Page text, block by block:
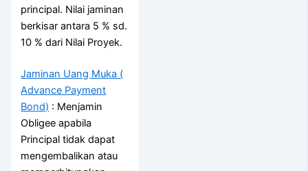
principal. Nilai jaminan
berkisar antara 5 % sd.
10 % dari Nilai Proyek.
Jaminan Uang Muka (
Advance Payment
Bond) : Menjamin
Obligee apabila
Principal tidak dapat
mengembalikan atau